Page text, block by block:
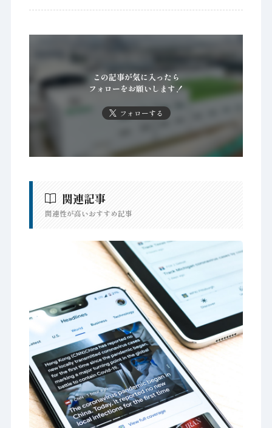
この記事が気に入ったら
フォローをお願いします！
フォローする
関連記事
関連性が高いおすすめ記事